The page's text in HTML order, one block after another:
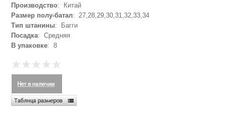
Производство: Китай
Размер полу-батал: 27,28,29,30,31,32,33,34
Тип штанины: Багги
Посадка: Средняя
В упаковке: 8